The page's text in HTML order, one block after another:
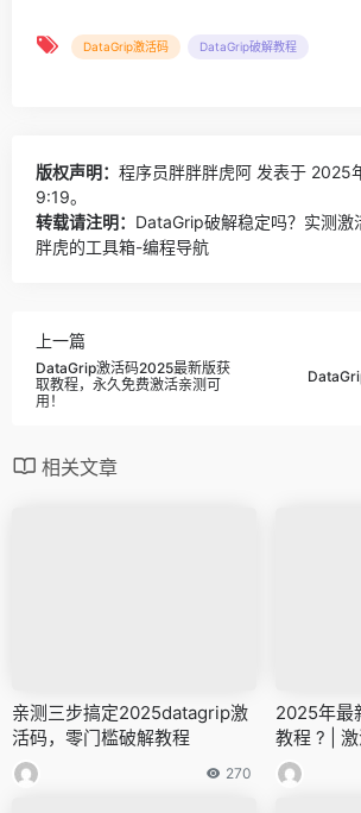
DataGrip激活码 DataGrip破解教程
版权声明： 程序员胖胖胖虎阿 发表于 2025
9:19。
转载请注明： DataGrip破解稳定吗？实测激
胖虎的工具箱-编程导航
上一篇
DataGrip激活码2025最新版获
取教程，永久免费激活亲测可
用！
相关文章
亲测三步搞定2025datagrip激
活码，零门槛破解教程
270
2025年最
教程 ? |
详解